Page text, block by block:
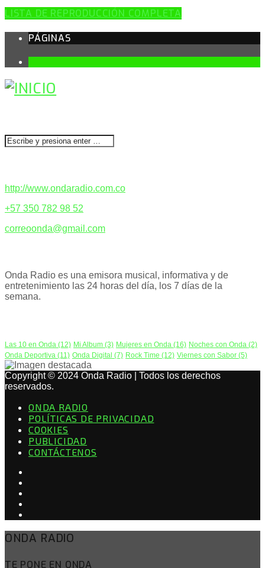
LISTA DE REPRODUCCIÓN COMPLETA
PÁGINAS
http://www.ondaradio.com.co
+57 350 782 98 52
correoonda@gmail.com
Onda Radio es una emisora musical, informativa y de
entretenimiento las 24 horas del día, los 7 días de la
semana.
Las 10 en Onda (12) Mi Album (3) Mujeres en Onda (16) Noches con Onda (2)
Onda Deportiva (11) Onda Digital (7) Rock Time (12) Viernes con Sabor (5)
Copyright © 2024 Onda Radio | Todos los derechos
reservados.
ONDA RADIO
POLÍTICAS DE PRIVACIDAD
COOKIES
PUBLICIDAD
CONTÁCTENOS
ONDA RADIO
TE PONE EN ONDA